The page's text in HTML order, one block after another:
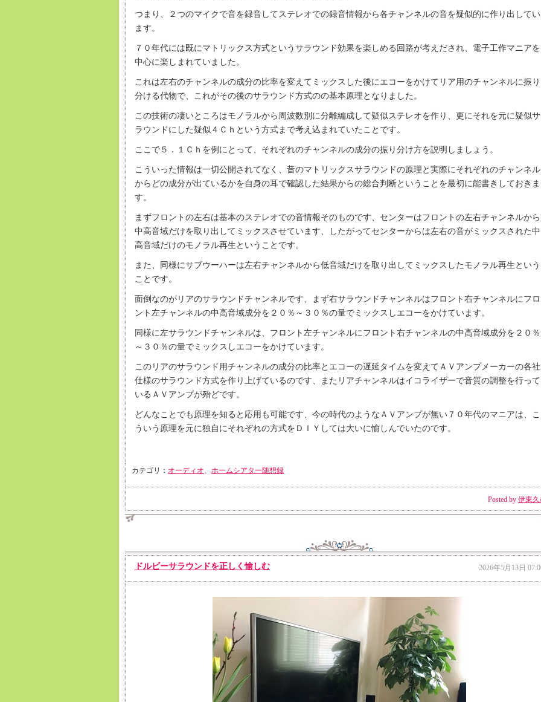
つまり、２つのマイクで音を録音してステレオでの録音情報から各チャンネルの音を疑似的に作り出してい
ます。
７０年代には既にマトリックス方式というサラウンド効果を楽しめる回路が考えだされ、電子工作マニアを
中心に楽しまれていました。
これは左右のチャンネルの成分の比率を変えてミックスした後にエコーをかけてリア用のチャンネルに振り
分ける代物で、これがその後のサラウンド方式のの基本原理となりました。
この技術の凄いところはモノラルから周波数別に分離編成して疑似ステレオを作り、更にそれを元に疑似サ
ラウンドにした疑似４Ｃｈという方式まで考え込まれていたことです。
ここで５．１Ｃｈを例にとって、それぞれのチャンネルの成分の振り分け方を説明しましょう。
こういった情報は一切公開されてなく、昔のマトリックスサラウンドの原理と実際にそれぞれのチャンネル
からどの成分が出ているかを自身の耳で確認した結果からの総合判断ということを最初に能書きしておきま
す。
まずフロントの左右は基本のステレオでの音情報そのものです、センターはフロントの左右チャンネルから
中高音域だけを取り出してミックスさせています、したがってセンターからは左右の音がミックスされた中
高音域だけのモノラル再生ということです。
また、同様にサブウーハーは左右チャンネルから低音域だけを取り出してミックスしたモノラル再生という
ことです。
面倒なのがリアのサラウンドチャンネルです、まず右サラウンドチャンネルはフロント右チャンネルにフロ
ント左チャンネルの中高音域成分を２０％～３０％の量でミックスしエコーをかけています。
同様に左サラウンドチャンネルは、フロント左チャンネルにフロント右チャンネルの中高音域成分を２０％
～３０％の量でミックスしエコーをかけています。
このリアのサラウンド用チャンネルの成分の比率とエコーの遅延タイムを変えてＡＶアンプメーカーの各社
仕様のサラウンド方式を作り上げているのです、またリアチャンネルはイコライザーで音質の調整を行って
いるＡＶアンプが殆どです。
どんなことでも原理を知ると応用も可能です、今の時代のようなＡＶアンプが無い７０年代のマニアは、こ
ういう原理を元に独自にそれぞれの方式をＤＩＹしては大いに愉しんでいたのです。
カテゴリ： オーディオ ホームシアター随想録
Posted by 伊東
ドルビーサラウンドを正しく愉しむ 2026年5月13日